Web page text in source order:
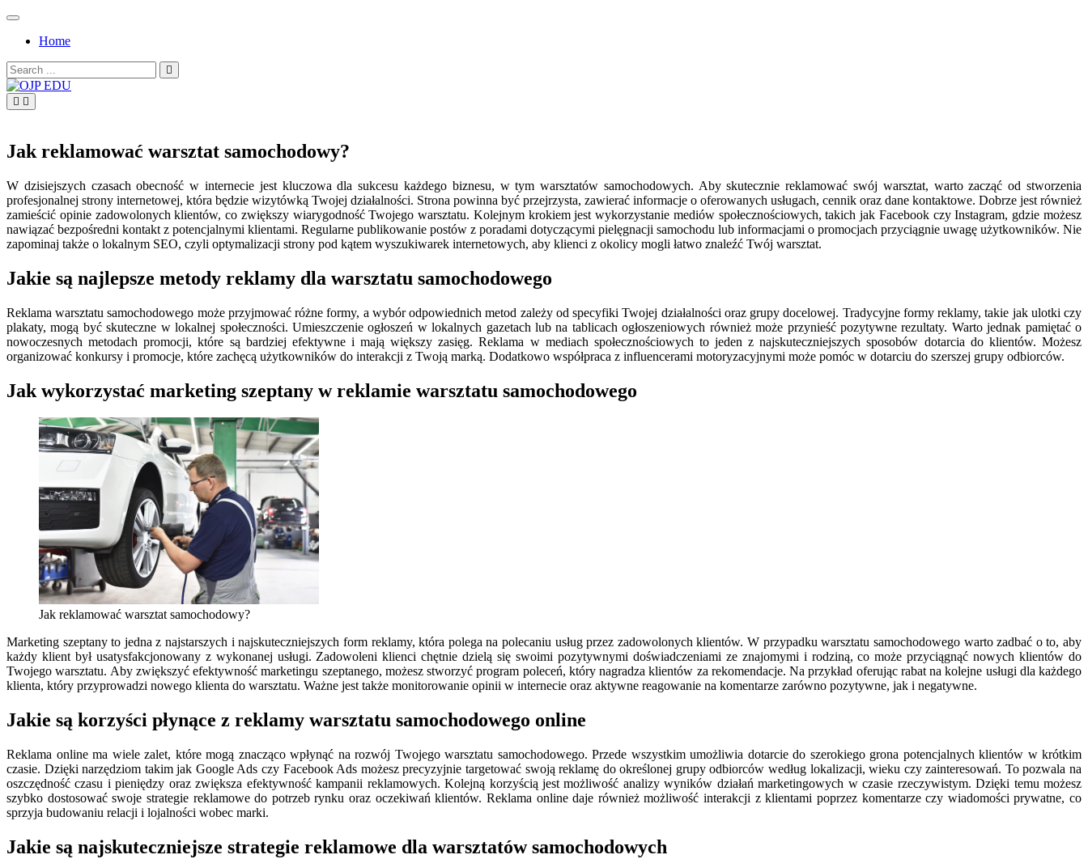
Skip
contentHome
Search
for:
Jak reklamować warsztat samochodowy?
W dzisiejszych czasach obecność w internecie jest kluczowa dla sukcesu każdego biznesu, w tym warsztatów samochodowych. Aby skutecznie reklamować swój warsztat, warto zacząć od stworzenia
profesjonalnej strony internetowej, która będzie wizytówką Twojej działalności. Strona powinna być przejrzysta, zawierać informacje o oferowanych usługach, cennik oraz dane kontaktowe. Dobrze jest również
zamieścić opinie zadowolonych klientów, co zwiększy wiarygodność Twojego warsztatu. Kolejnym krokiem jest wykorzystanie mediów społecznościowych, takich jak Facebook czy Instagram, gdzie możesz
nawiązać bezpośredni kontakt z potencjalnymi klientami. Regularne publikowanie postów z poradami dotyczącymi pielęgnacji samochodu lub informacjami o promocjach przyciągnie uwagę użytkowników. Nie
zapominaj także o lokalnym SEO, czyli optymalizacji strony pod kątem wyszukiwarek internetowych, aby klienci z okolicy mogli łatwo znaleźć Twój warsztat.
Jakie są najlepsze metody reklamy dla warsztatu samochodowego
Reklama warsztatu samochodowego może przyjmować różne formy, a wybór odpowiednich metod zależy od specyfiki Twojej działalności oraz grupy docelowej. Tradycyjne formy reklamy, takie jak ulotki czy
plakaty, mogą być skuteczne w lokalnej społeczności. Umieszczenie ogłoszeń w lokalnych gazetach lub na tablicach ogłoszeniowych również może przynieść pozytywne rezultaty. Warto jednak pamiętać o
nowoczesnych metodach promocji, które są bardziej efektywne i mają większy zasięg. Reklama w mediach społecznościowych to jeden z najskuteczniejszych sposobów dotarcia do klientów. Możesz
organizować konkursy i promocje, które zachęcą użytkowników do interakcji z Twoją marką. Dodatkowo współpraca z influencerami motoryzacyjnymi może pomóc w dotarciu do szerszej grupy odbiorców.
Jak wykorzystać marketing szeptany w reklamie warsztatu samochodowego
Jak reklamować warsztat samochodowy?
Marketing szeptany to jedna z najstarszych i najskuteczniejszych form reklamy, która polega na polecaniu usług przez zadowolonych klientów. W przypadku warsztatu samochodowego warto zadbać o to, aby
każdy klient był usatysfakcjonowany z wykonanej usługi. Zadowoleni klienci chętnie dzielą się swoimi pozytywnymi doświadczeniami ze znajomymi i rodziną, co może przyciągnąć nowych klientów do
Twojego warsztatu. Aby zwiększyć efektywność marketingu szeptanego, możesz stworzyć program poleceń, który nagradza klientów za rekomendacje. Na przykład oferując rabat na kolejne usługi dla każdego
klienta, który przyprowadzi nowego klienta do warsztatu. Ważne jest także monitorowanie opinii w internecie oraz aktywne reagowanie na komentarze zarówno pozytywne, jak i negatywne.
Jakie są korzyści płynące z reklamy warsztatu samochodowego online
Reklama online ma wiele zalet, które mogą znacząco wpłynąć na rozwój Twojego warsztatu samochodowego. Przede wszystkim umożliwia dotarcie do szerokiego grona potencjalnych klientów w krótkim
czasie. Dzięki narzędziom takim jak Google Ads czy Facebook Ads możesz precyzyjnie targetować swoją reklamę do określonej grupy odbiorców według lokalizacji, wieku czy zainteresowań. To pozwala na
oszczędność czasu i pieniędzy oraz zwiększa efektywność kampanii reklamowych. Kolejną korzyścią jest możliwość analizy wyników działań marketingowych w czasie rzeczywistym. Dzięki temu możesz
szybko dostosować swoje strategie reklamowe do potrzeb rynku oraz oczekiwań klientów. Reklama online daje również możliwość interakcji z klientami poprzez komentarze czy wiadomości prywatne, co
sprzyja budowaniu relacji i lojalności wobec marki.
Jakie są najskuteczniejsze strategie reklamowe dla warsztatów samochodowych